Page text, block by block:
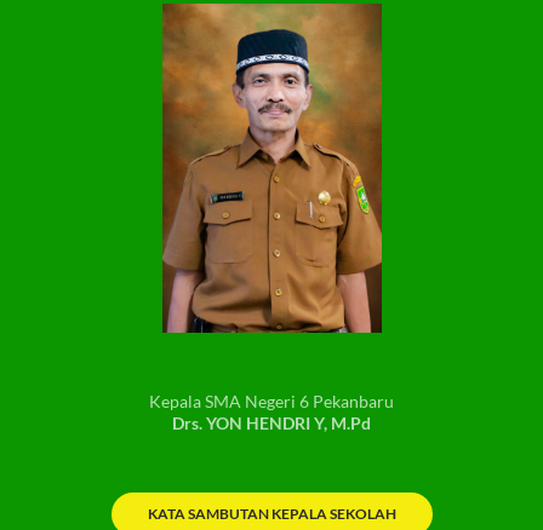
Kepala SMA Negeri 6 Pekanbaru
Drs. YON HENDRI Y, M.Pd
KATA SAMBUTAN KEPALA SEKOLAH